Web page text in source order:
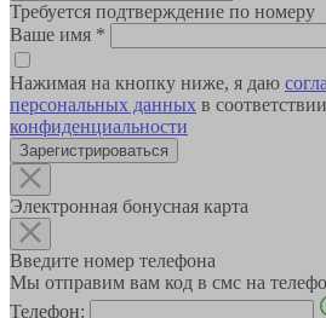
Требуется подтверждение по номеру
Ваше имя *
Нажимая на кнопку ниже, я даю
персональных данных в
конфиденциальности
Зарегистрироваться
Электронная бонусная карта
Введите номер телефона
Мы отправим вам код в смс на
Телефон: